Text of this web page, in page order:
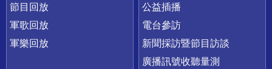
節目回放
軍歌回放
軍樂回放
公益插播
電台參訪
新聞採訪暨節目訪談
廣播訊號收聽量測